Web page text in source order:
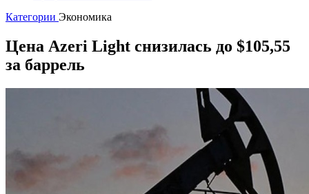
Категории Экономика
Цена Azeri Light снизилась до $105,55
за баррель